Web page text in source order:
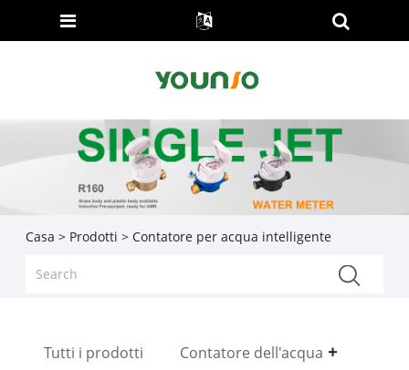
Casa > Prodotti > Contatore per acqua intelligente
Tutti i prodotti Contatore dell'acqua